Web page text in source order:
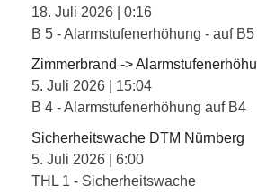
18. Juli 2026
0:16
B 5 - Alarmstufenerhöhung - auf B5
Zimmerbrand ->
5. Juli 2026
15:04
B 4 - Alarmstufenerhöhung auf B4
Sicherheitswache DTM Nürnberg
5. Juli 2026
6:00
THL 1 - Sicherheitswache